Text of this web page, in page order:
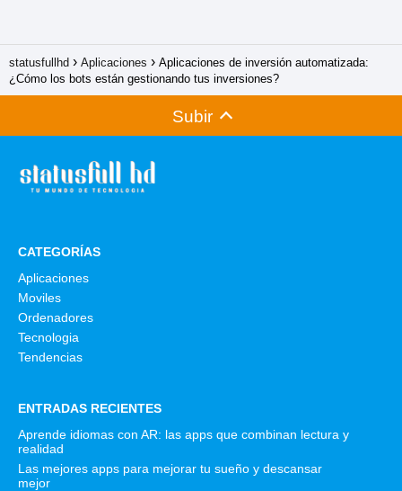
statusfullhd Aplicaciones
Aplicaciones de inversión automatizada:
¿Cómo los bots están gestionando tus inversiones?
Subir
CATEGORÍAS
Aplicaciones
Moviles
Ordenadores
Tecnologia
Tendencias
ENTRADAS RECIENTES
Aprende idiomas con AR: las apps que combinan lectura y
realidad
Las mejores apps para mejorar tu sueño y descansar
mejor